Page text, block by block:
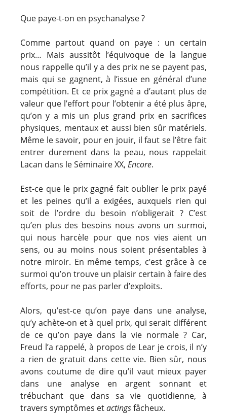
Que paye-t-on en psychanalyse ?
Comme partout quand on paye : un certain
prix… Mais aussitôt l’équivoque de la langue
nous rappelle qu’il y a des prix ne se payent pas,
mais qui se gagnent, à l’issue en général d’une
compétition. Et ce prix gagné a d’autant plus de
valeur que l’effort pour l’obtenir a été plus âpre,
qu’on y a mis un plus grand prix en sacrifices
physiques, mentaux et aussi bien sûr matériels.
Même le savoir, pour en jouir, il faut se l’être fait
entrer durement dans la peau, nous rappelait
Lacan dans le Séminaire XX, Encore.
Est-ce que le prix gagné fait oublier le prix payé
et les peines qu’il a exigées, auxquels rien qui
soit de l’ordre du besoin n’obligerait ? C’est
qu’en plus des besoins nous avons un surmoi,
qui nous harcèle pour que nos vies aient un
sens, ou au moins nous soient présentables à
notre miroir. En même temps, c’est grâce à ce
surmoi qu’on trouve un plaisir certain à faire des
efforts, pour ne pas parler d’exploits.
Alors, qu’est-ce qu’on paye dans une analyse,
qu’y achète-on et à quel prix, qui serait différent
de ce qu’on paye dans la vie normale ? Car,
Freud l’a rappelé, à propos de Lear je crois, il n’y
a rien de gratuit dans cette vie. Bien sûr, nous
avons coutume de dire qu’il vaut mieux payer
dans une analyse en argent sonnant et
trébuchant que dans sa vie quotidienne, à
travers symptômes etactingsfâcheux.